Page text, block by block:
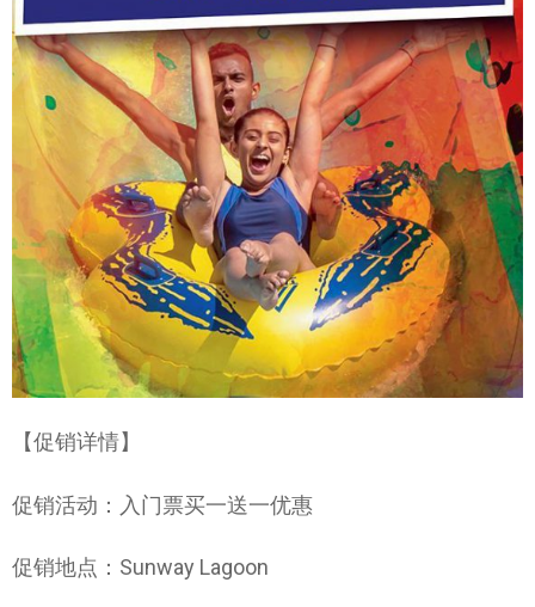
【促销详情】
促销活动：入门票买一送一优惠
促销地点：Sunway Lagoon